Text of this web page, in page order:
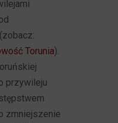
Torunia).
przywileju
zmniejszenie